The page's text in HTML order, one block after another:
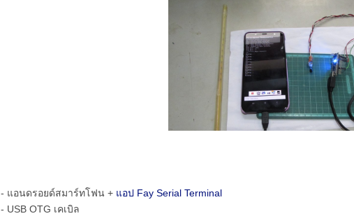
- แอนดรอยด์สมาร์ทโฟน + แอป Fay Serial Terminal
- USB OTG เคเบิล